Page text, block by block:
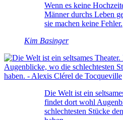
Wenn es keine
Männer durchs Leben
sie machen keine Fehler.
Kim Basinger
Die Welt ist ein
findet dort wohl
schlechtesten Stücke